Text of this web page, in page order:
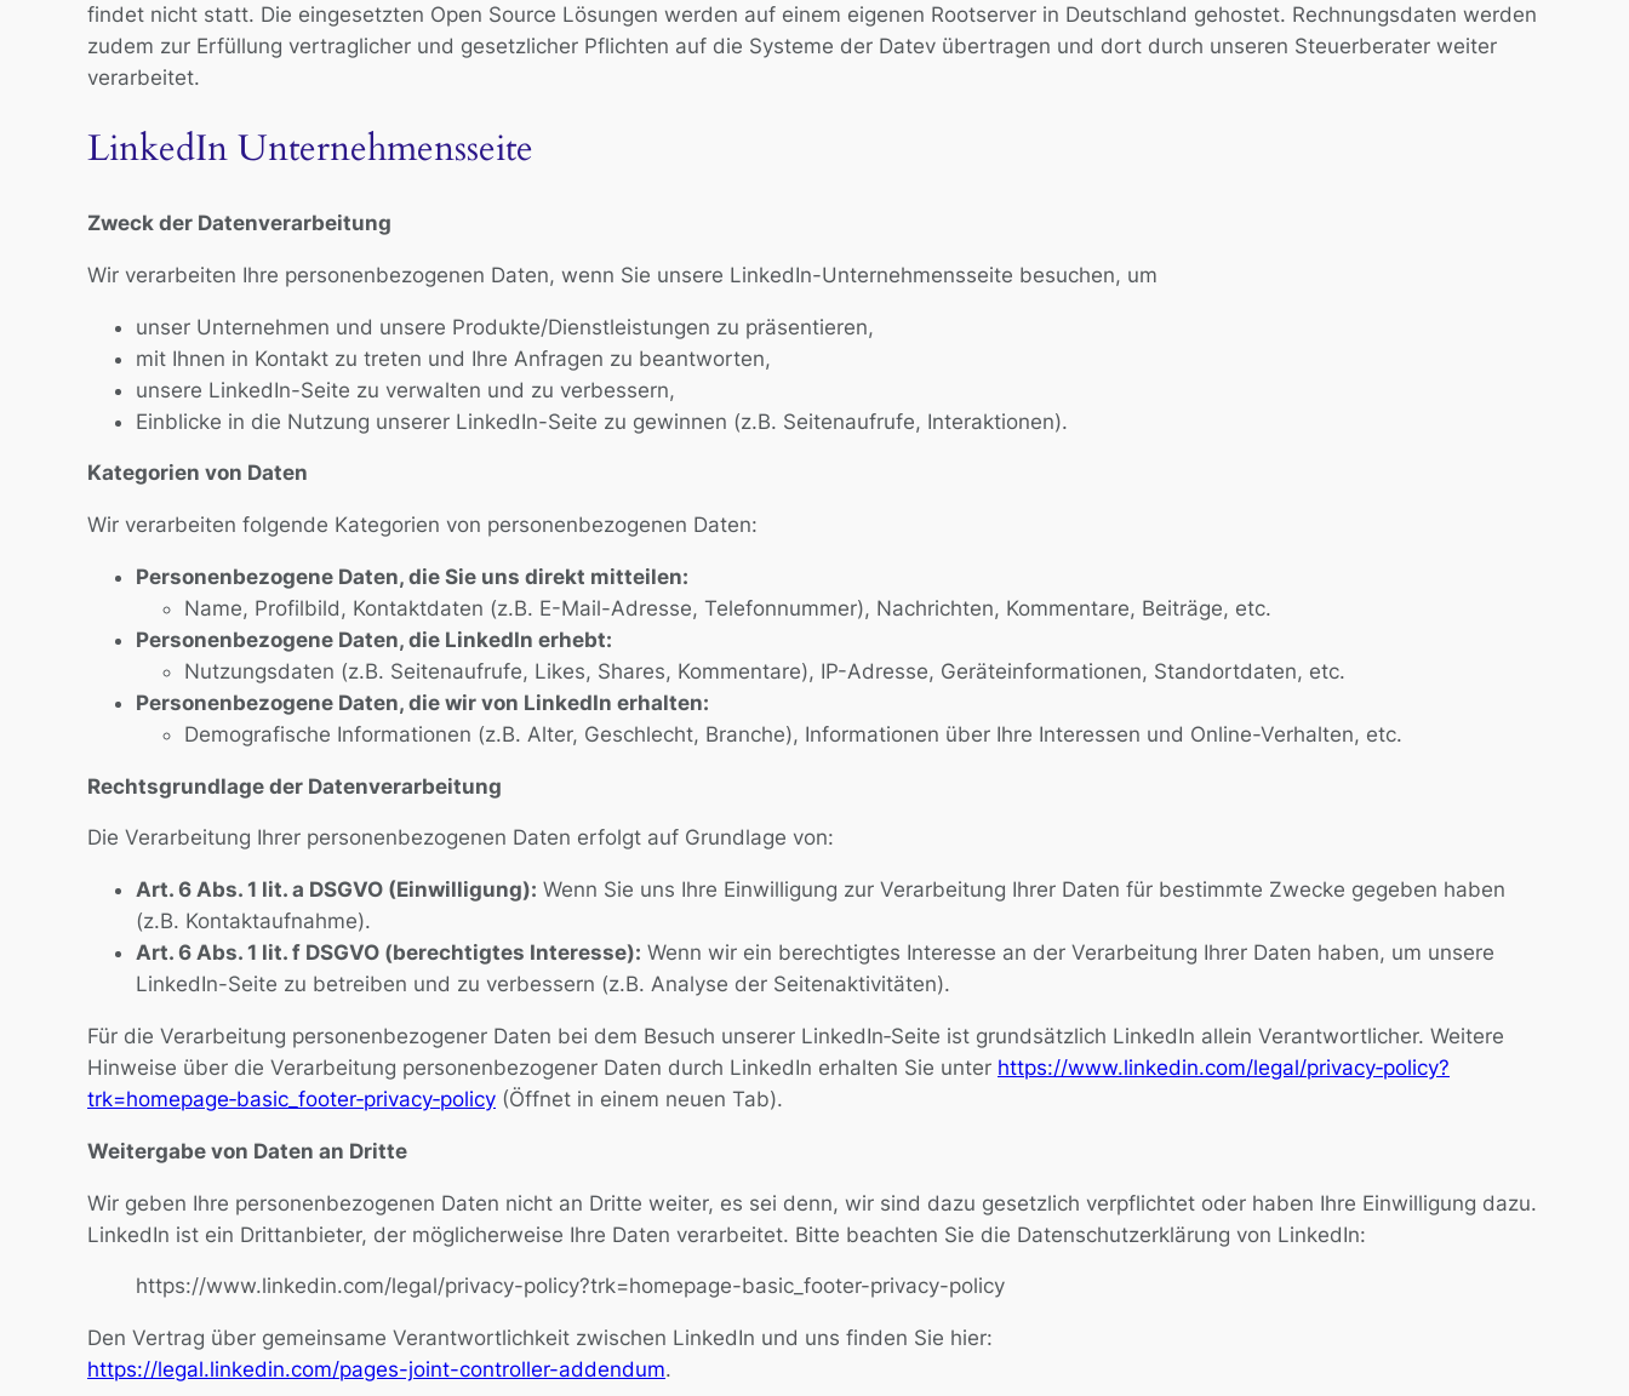
findet nicht statt. Die eingesetzten Open Source Lösungen werden auf einem eigenen Rootserver in Deutschland gehostet. Rechnungsdaten werden
zudem zur Erfüllung vertraglicher und gesetzlicher Pflichten auf die Systeme der Datev übertragen und dort durch unseren Steuerberater weiter
verarbeitet.
LinkedIn Unternehmensseite
Zweck der Datenverarbeitung
Wir verarbeiten Ihre personenbezogenen Daten, wenn Sie unsere LinkedIn-Unternehmensseite besuchen, um
unser Unternehmen und unsere Produkte/Dienstleistungen zu präsentieren,
mit Ihnen in Kontakt zu treten und Ihre Anfragen zu beantworten,
unsere LinkedIn-Seite zu verwalten und zu verbessern,
Einblicke in die Nutzung unserer LinkedIn-Seite zu gewinnen (z.B. Seitenaufrufe, Interaktionen).
Kategorien von Daten
Wir verarbeiten folgende Kategorien von personenbezogenen Daten:
Personenbezogene Daten, die Sie uns direkt mitteilen:
Name, Profilbild, Kontaktdaten (z.B. E-Mail-Adresse, Telefonnummer), Nachrichten, Kommentare, Beiträge, etc.
Personenbezogene Daten, die LinkedIn erhebt:
Nutzungsdaten (z.B. Seitenaufrufe, Likes, Shares, Kommentare), IP-Adresse, Geräteinformationen, Standortdaten, etc.
Personenbezogene Daten, die wir von LinkedIn erhalten:
Demografische Informationen (z.B. Alter, Geschlecht, Branche), Informationen über Ihre Interessen und Online-Verhalten, etc.
Rechtsgrundlage der Datenverarbeitung
Die Verarbeitung Ihrer personenbezogenen Daten erfolgt auf Grundlage von:
Art. 6 Abs. 1 lit. a DSGVO (Einwilligung): Wenn Sie uns Ihre Einwilligung zur Verarbeitung Ihrer Daten für bestimmte Zwecke gegeben haben
(z.B. Kontaktaufnahme).
Art. 6 Abs. 1 lit. f DSGVO (berechtigtes Interesse): Wenn wir ein berechtigtes Interesse an der Verarbeitung Ihrer Daten haben, um unsere
LinkedIn-Seite zu betreiben und zu verbessern (z.B. Analyse der Seitenaktivitäten).
Für die Verarbeitung personenbezogener Daten bei dem Besuch unserer LinkedIn‐Seite ist grundsätzlich LinkedIn allein Verantwortlicher. Weitere
Hinweise über die Verarbeitung personenbezogener Daten durch LinkedIn erhalten Sie unter https://www.linkedin.com/legal/privacy‐policy?
trk=homepage‐basic_footer‐privacy‐policy (Öffnet in einem neuen Tab).
Weitergabe von Daten an Dritte
Wir geben Ihre personenbezogenen Daten nicht an Dritte weiter, es sei denn, wir sind dazu gesetzlich verpflichtet oder haben Ihre Einwilligung dazu.
LinkedIn ist ein Drittanbieter, der möglicherweise Ihre Daten verarbeitet. Bitte beachten Sie die Datenschutzerklärung von LinkedIn:
https://www.linkedin.com/legal/privacy-policy?trk=homepage-basic_footer-privacy-policy
Den Vertrag über gemeinsame Verantwortlichkeit zwischen LinkedIn und uns finden Sie hier:
https://legal.linkedin.com/pages-joint-controller-addendum.